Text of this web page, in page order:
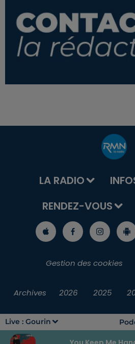
Live : Gourin
LA RADIO
RENDEZ-VOUS
Gestion des cookies
Archives 2026 2025